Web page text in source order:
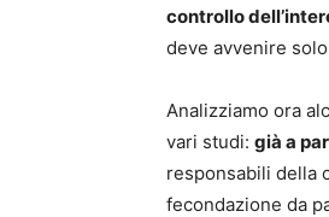
controllo
deve avvenire
Analizziamo ora
vari studi: già a
responsabili della
fecondazione da